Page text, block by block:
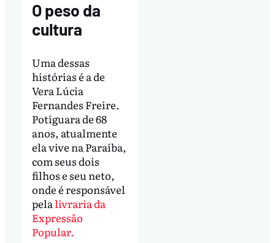
O peso da
cultura
Uma dessas
histórias é a de
Vera Lúcia
Fernandes Freire.
Potiguara de 68
anos, atualmente
ela vive na Paraíba,
com seus dois
filhos e seu neto,
onde é responsável
pelalivraria da
Expressão
Popular.